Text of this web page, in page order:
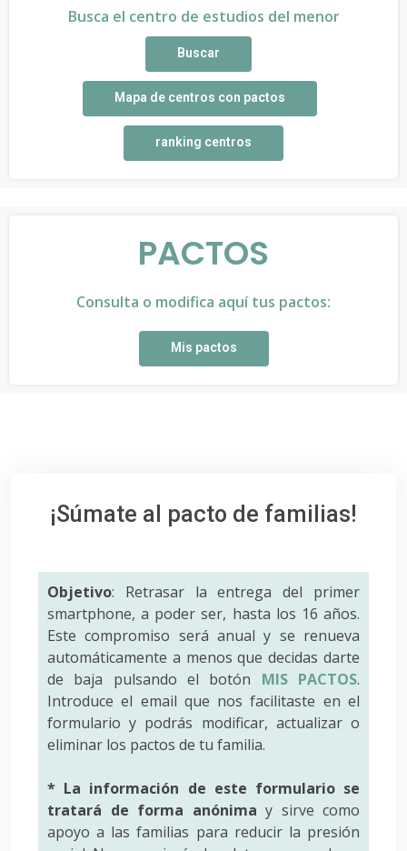
Busca el centro de estudios del menor
Buscar
Mapa de centros con pactos
ranking centros
PACTOS
Consulta o modifica aquí tus pactos:
Mis pactos
¡Súmate al pacto de familias!
Objetivo: Retrasar la entrega del primer
smartphone, a poder ser, hasta los 16 años.
Este compromiso será anual y se renueva
automáticamente a menos que decidas darte
de baja pulsando el botón MIS PACTOS.
Introduce el email que nos facilitaste en el
formulario y podrás modificar, actualizar o
eliminar los pactos de tu familia.
* La información de este formulario se
tratará de forma anónima y sirve como
apoyo a las familias para reducir la presión